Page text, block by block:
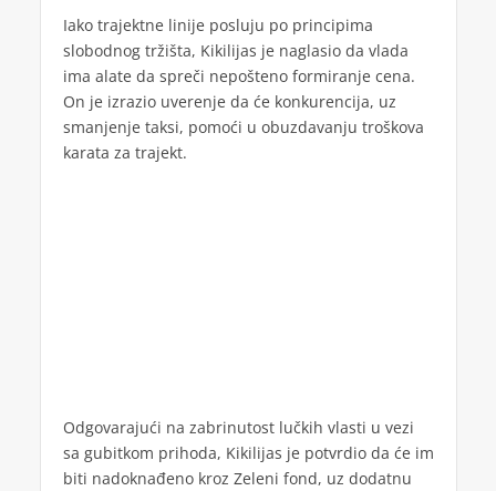
Iako trajektne linije posluju po principima
slobodnog tržišta, Kikilijas je naglasio da vlada
ima alate da spreči nepošteno formiranje cena.
On je izrazio uverenje da će konkurencija, uz
smanjenje taksi, pomoći u obuzdavanju troškova
karata za trajekt.
Odgovarajući na zabrinutost lučkih vlasti u vezi
sa gubitkom prihoda, Kikilijas je potvrdio da će im
biti nadoknađeno kroz Zeleni fond, uz dodatnu